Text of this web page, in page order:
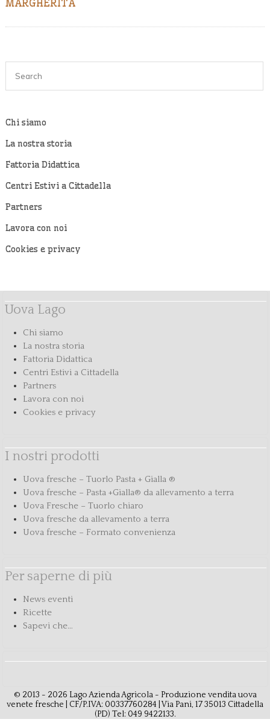
MARGHERITA
Chi siamo
La nostra storia
Fattoria Didattica
Centri Estivi a Cittadella
Partners
Lavora con noi
Cookies e privacy
Uova Lago
Chi siamo
La nostra storia
Fattoria Didattica
Centri Estivi a Cittadella
Partners
Lavora con noi
Cookies e privacy
I nostri prodotti
Uova fresche – Tuorlo Pasta + Gialla ®
Uova fresche – Pasta +Gialla® da allevamento a terra
Uova Fresche – Tuorlo chiaro
Uova fresche da allevamento a terra
Uova fresche – Formato convenienza
Per saperne di più
News eventi
Ricette
Sapevi che…
© 2013 - 2026 Lago Azienda Agricola - Produzione vendita uova
venete fresche | CF/P.IVA: 00337760284 | Via Pani, 17 35013 Cittadella
(PD) Tel: 049 9422133.